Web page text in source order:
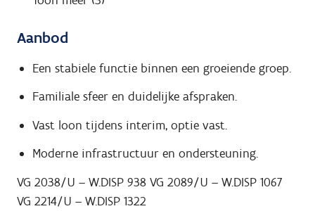
Aanbod
Een stabiele functie binnen een groeiende groep.
Familiale sfeer en duidelijke afspraken.
Vast loon tijdens interim, optie vast.
Moderne infrastructuur en ondersteuning.
VG 2038/U – W.DISP 938 VG 2089/U – W.DISP 1067
VG 2214/U – W.DISP 1322